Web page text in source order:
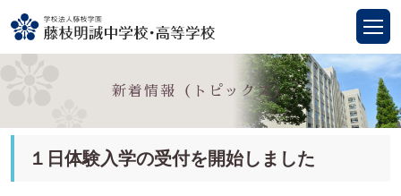
新着情報（トピックス）
１日体験入学の受付を開始しました